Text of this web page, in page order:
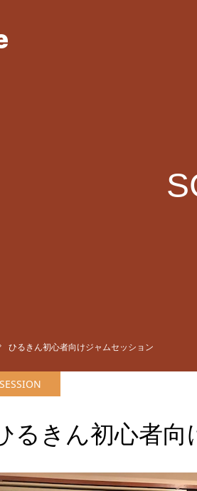
ひるきん初心者向けジャムセッション
るきん初心者